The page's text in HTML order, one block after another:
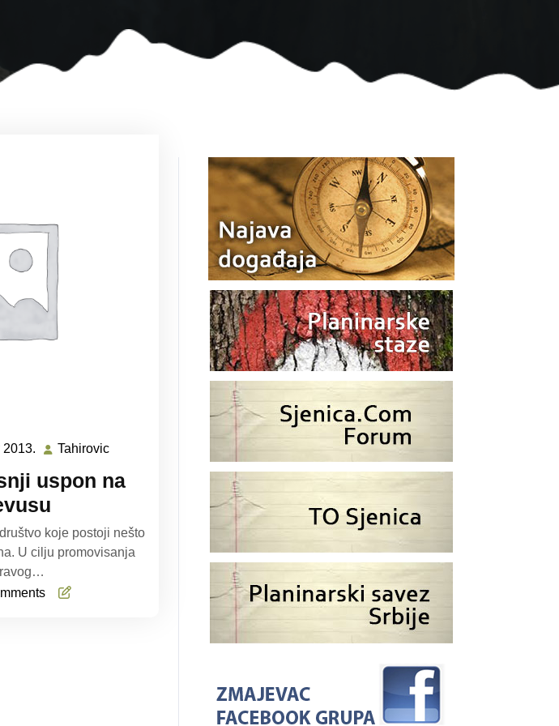
2013. 14.
2013.
Tahirovic
uspon na
koje postoji nešto
U cilju promovisanja